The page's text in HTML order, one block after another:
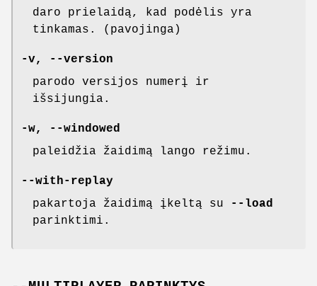
daro prielaidą, kad podėlis yra
tinkamas. (pavojinga)
-v, --version
parodo versijos numerį ir
išsijungia.
-w, --windowed
paleidžia žaidimą lango režimu.
--with-replay
pakartoja žaidimą įkeltą su
--load
parinktimi.